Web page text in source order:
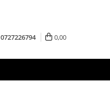
0727226794 0,00